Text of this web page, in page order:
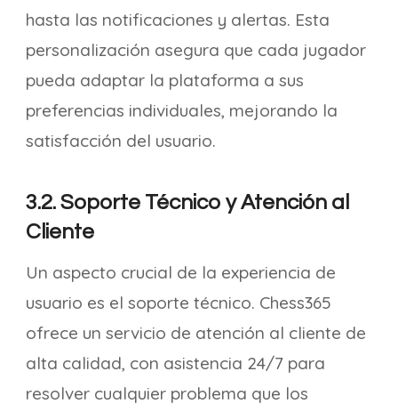
hasta las notificaciones y alertas. Esta
personalización asegura que cada jugador
pueda adaptar la plataforma a sus
preferencias individuales, mejorando la
satisfacción del usuario.
3.2. Soporte Técnico y Atención al
Cliente
Un aspecto crucial de la experiencia de
usuario es el soporte técnico. Chess365
ofrece un servicio de atención al cliente de
alta calidad, con asistencia 24/7 para
resolver cualquier problema que los